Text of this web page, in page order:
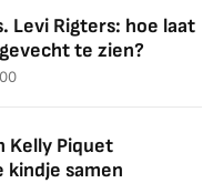
Levi Rigters: hoe laat
te zien?
Kelly Piquet
samen